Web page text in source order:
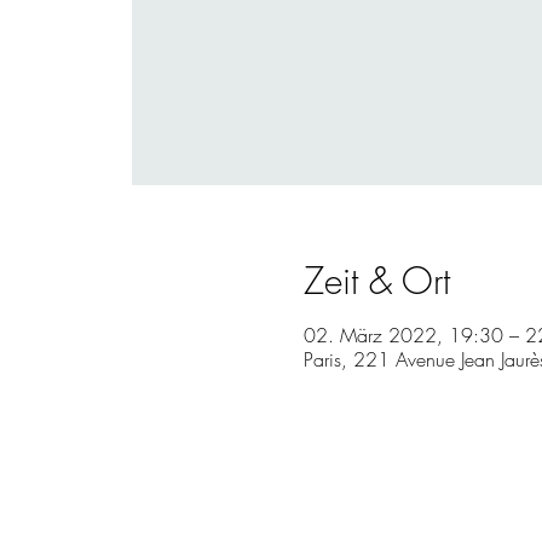
Zeit & Ort
02. März 2022, 19:30 –
Paris, 221 Avenue Jean